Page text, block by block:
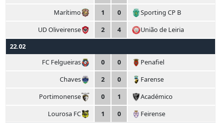
Marítimo
1 0
Sporting CP B
UD Oliveirense
2 4
União de Leiria
22.02
FC Felgueiras
0 0
Penafiel
Chaves
2 0
Farense
Portimonense
0 1
Académico
Lourosa FC
1 0
Feirense